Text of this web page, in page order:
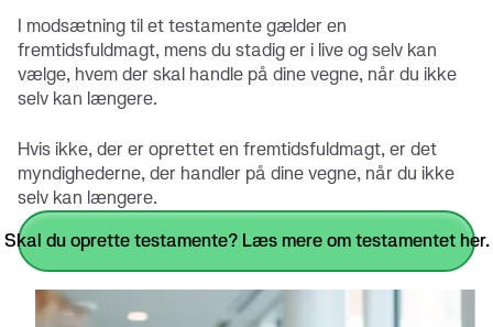
I modsætning til et testamente gælder en
fremtidsfuldmagt, mens du stadig er i live og selv kan
vælge, hvem der skal handle på dine vegne, når du ikke
selv kan længere.
Hvis ikke, der er oprettet en fremtidsfuldmagt, er det
myndighederne, der handler på dine vegne, når du ikke
selv kan længere.
Skal du oprette testamente? Læs mere om testamentet her.